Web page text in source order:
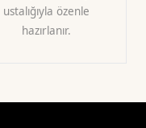
ustalığıyla özenle
hazırlanır.